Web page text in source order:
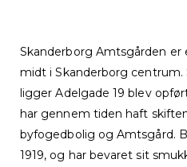
Skanderborg Amtsgården
midt i Skanderborg
ligger Adelgade 19 blev
har gennem tiden haft
byfogedbolig og Amtsgård.
1919, og har bevaret sit